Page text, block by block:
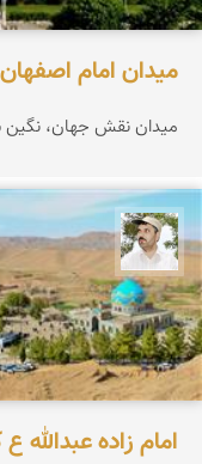
میدان امام اصفهان
میدان نقش جهان، نگین
محسن ملایی
امام زاده